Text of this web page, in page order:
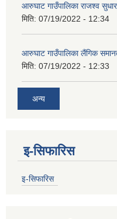
आरुघाट गाउँपालिका राजश्व सुधार
मिति: 07/19/2022 - 12:34
आरुघाट गाउँपालिका लैंगिक
मिति: 07/19/2022 - 12:33
अन्य
इ-सिफारिस
इ-सिफारिस